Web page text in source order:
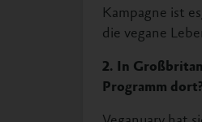
Kampagne ist
die vegane
2. In
Programm
Veganuary hat